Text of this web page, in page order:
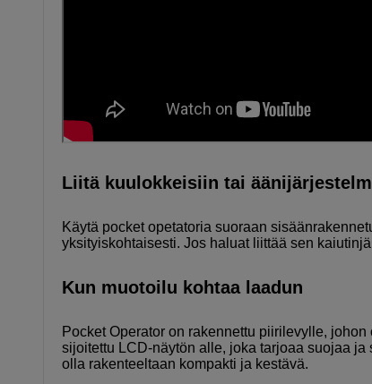
Liitä kuulokkeisiin tai
Käytä pocket opetatoria suoraan
yksityiskohtaisesti. Jos haluat liittää sen
Kun muotoilu kohtaa laadun
Pocket Operator on rakennettu piirilevylle,
sijoitettu LCD-näytön alle, joka tarjoaa suojaa
olla rakenteeltaan kompakti ja kestävä.